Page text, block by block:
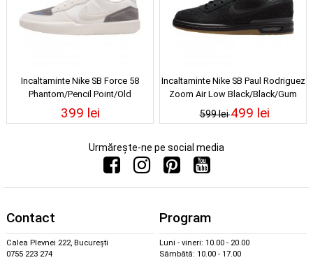
Incaltaminte Nike SB Force 58
Phantom/Pencil Point/Old
Royal/Light Orewood Brown
399 lei
Incaltaminte Nike SB Paul Rodriguez
Zoom Air Low Black/Black/Gum
Light Brown/Black
599 lei499 lei
Urmărește-ne pe social media
Contact
Calea Plevnei 222, București
0755 223 274
Program
Luni - vineri: 10.00 - 20.00
Sâmbătă: 10.00 - 17.00